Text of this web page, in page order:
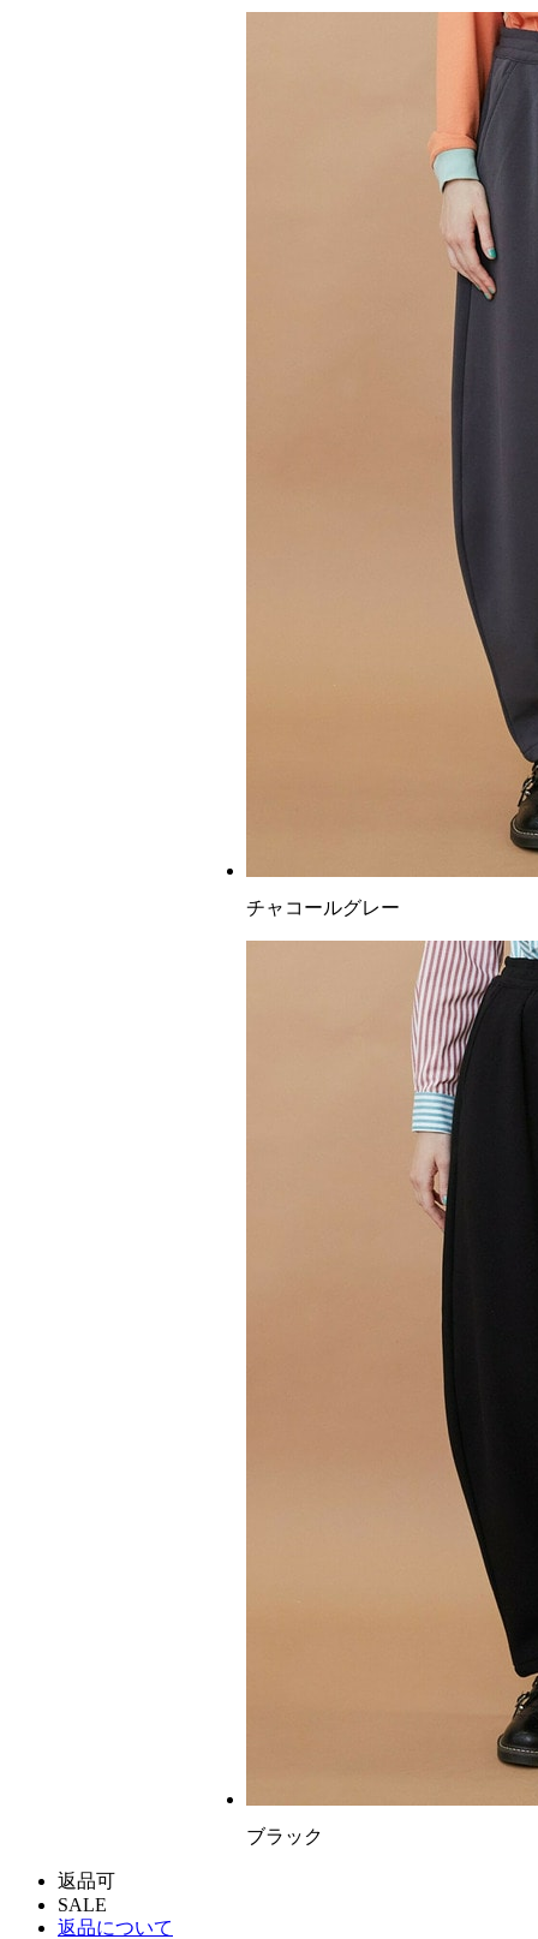
チャコールグレー
ブラック
返品可
SALE
返品について